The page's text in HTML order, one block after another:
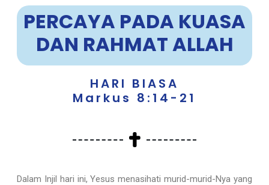
PERCAYA PADA KUASA
DAN RAHMAT ALLAH
HARI BIASA
Markus 8:14-21
Dalam Injil hari ini, Yesus menasihati murid-murid-Nya yang